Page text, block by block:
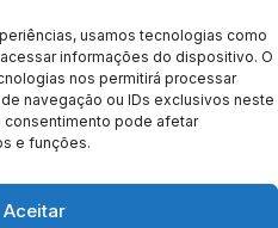
usamos tecnologias como
informações do dispositivo. O
nos permitirá processar
navegação ou IDs exclusivos neste
consentimento pode afetar
e funções.
Aceitar
DE VISITAS
®
© 2024